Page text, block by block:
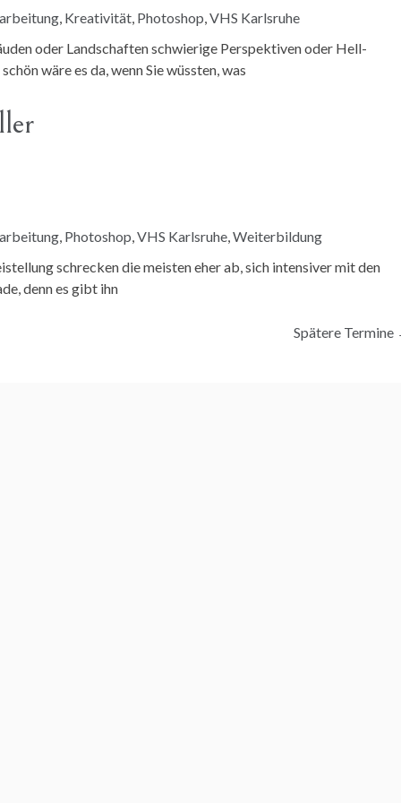
, Kreativität, Photoshop,VHS Karlsruhe
oder Landschaften schwierige Perspektiven oder Hell-
wäre es da, wenn Sie wüssten, was
, Photoshop,VHS Karlsruhe,Weiterbildung
schrecken die meisten eher ab, sich intensiver mit den
denn es gibt ihn
Spätere Termine